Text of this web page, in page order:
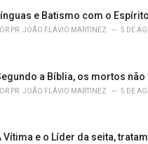
e Batismo com o
PR. JOÃO FLÁVIO MARTINEZ 5 DE
a Bíblia, os mortos não
PR. JOÃO FLÁVIO MARTINEZ 5 DE
Vítima e o Líder da seita,